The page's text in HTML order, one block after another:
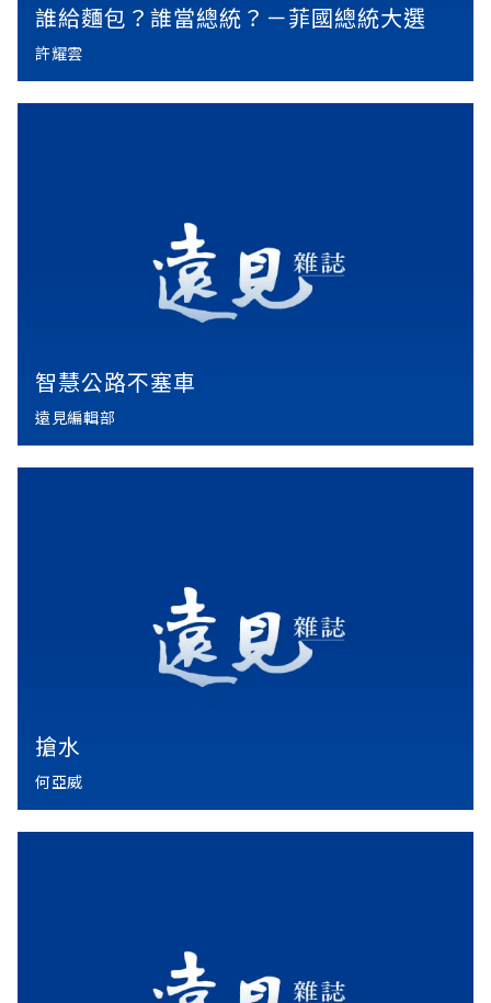
誰給麵包？誰當總統？－菲國總統大選
許耀雲
智慧公路不塞車
遠見編輯部
搶水
何亞威